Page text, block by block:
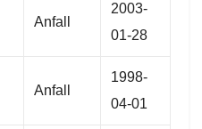
Anfall
2003-
01-28
Anfall
1998-
04-01